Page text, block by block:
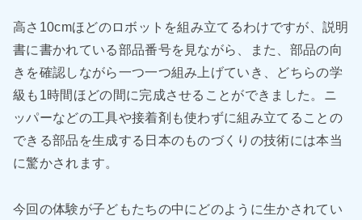
高さ10cmほどのロボットを組み立てるわけですが、説明
書に書かれている部品番号を見ながら、また、部品の向
きを確認しながら一つ一つ組み上げていき、どちらの学
級も1時間ほどの間に完成させることができました。ニ
ッパーなどの工具や接着剤も使わずに組み立てることの
できる部品を生成する日本のものづくりの技術には本当
に驚かされます。
今回の体験が子どもたちの中にどのように生かされてい